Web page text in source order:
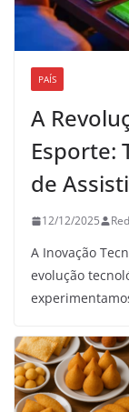
PAÍS
A
Esporte:
de
12/12/2025
A Inovação
evolução